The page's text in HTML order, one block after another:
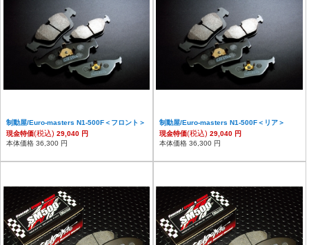
制動屋/Euro-masters N1-500F＜フロント＞
現金特価(税込) 29,040 円
本体価格 36,300 円
制動屋/Euro-masters N1-500F＜リア＞
現金特価(税込) 29,040 円
本体価格 36,300 円